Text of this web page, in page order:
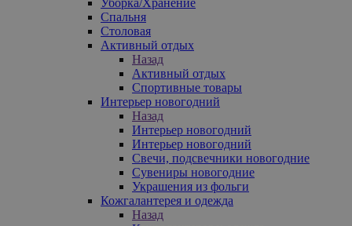
Спальня
Столовая
Активный отдых
Назад
Активный отдых
Спортивные товары
Интерьер новогодний
Назад
Интерьер новогодний
Интерьер новогодний
Свечи, подсвечники новогодние
Сувениры новогодние
Украшения из фольги
Кожгалантерея и одежда
Назад